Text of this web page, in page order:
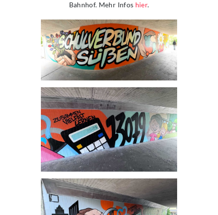
Bahnhof. Mehr Infos hier.